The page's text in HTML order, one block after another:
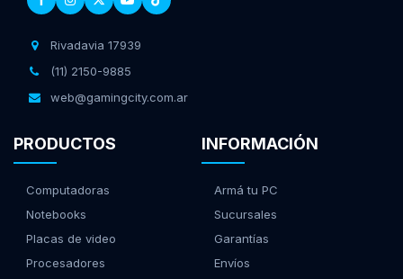
Rivadavia 17939
(11) 2150-9885
web@gamingcity.com.ar
PRODUCTOS
Computadoras
Notebooks
Placas de video
Procesadores
INFORMACIÓN
Armá tu PC
Sucursales
Garantías
Envíos